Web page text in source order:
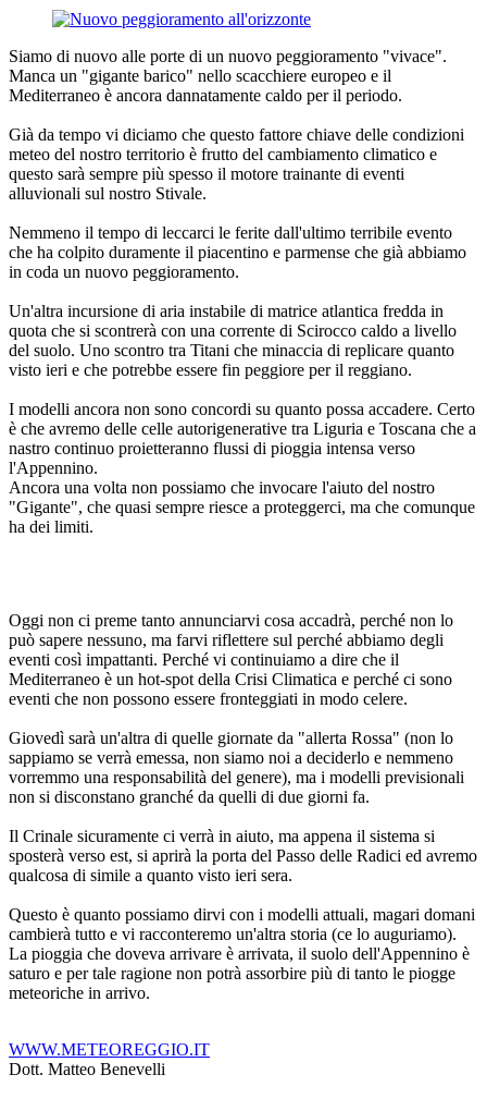
Siamo di nuovo alle porte di un nuovo peggioramento "vivace".
Manca un "gigante barico" nello scacchiere europeo e il
Mediterraneo è ancora dannatamente caldo per il periodo.
Già da tempo vi diciamo che questo fattore chiave delle condizioni
meteo del nostro territorio è frutto del cambiamento climatico e
questo sarà sempre più spesso il motore trainante di eventi
alluvionali sul nostro Stivale.
Nemmeno il tempo di leccarci le ferite dall'ultimo terribile evento
che ha colpito duramente il piacentino e parmense che già abbiamo
in coda un nuovo peggioramento.
Un'altra incursione di aria instabile di matrice atlantica fredda in
quota che si scontrerà con una corrente di Scirocco caldo a livello
del suolo. Uno scontro tra Titani che minaccia di replicare quanto
visto ieri e che potrebbe essere fin peggiore per il reggiano.
I modelli ancora non sono concordi su quanto possa accadere. Certo
è che avremo delle celle autorigenerative tra Liguria e Toscana che a
nastro continuo proietteranno flussi di pioggia intensa verso
l'Appennino.
Ancora una volta non possiamo che invocare l'aiuto del nostro
"Gigante", che quasi sempre riesce a proteggerci, ma che comunque
ha dei limiti.
Oggi non ci preme tanto annunciarvi cosa accadrà, perché non lo
può sapere nessuno, ma farvi riflettere sul perché abbiamo degli
eventi così impattanti. Perché vi continuiamo a dire che il
Mediterraneo è un hot-spot della Crisi Climatica e perché ci sono
eventi che non possono essere fronteggiati in modo celere.
Giovedì sarà un'altra di quelle giornate da "allerta Rossa" (non lo
sappiamo se verrà emessa, non siamo noi a deciderlo e nemmeno
vorremmo una responsabilità del genere), ma i modelli previsionali
non si disconstano granché da quelli di due giorni fa.
Il Crinale sicuramente ci verrà in aiuto, ma appena il sistema si
sposterà verso est, si aprirà la porta del Passo delle Radici ed avremo
qualcosa di simile a quanto visto ieri sera.
Questo è quanto possiamo dirvi con i modelli attuali, magari domani
cambierà tutto e vi racconteremo un'altra storia (ce lo auguriamo).
La pioggia che doveva arrivare è arrivata, il suolo dell'Appennino è
saturo e per tale ragione non potrà assorbire più di tanto le piogge
meteoriche in arrivo.
WWW.METEOREGGIO.IT
Dott. Matteo Benevelli